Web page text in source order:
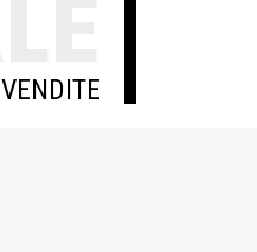
VENDITE